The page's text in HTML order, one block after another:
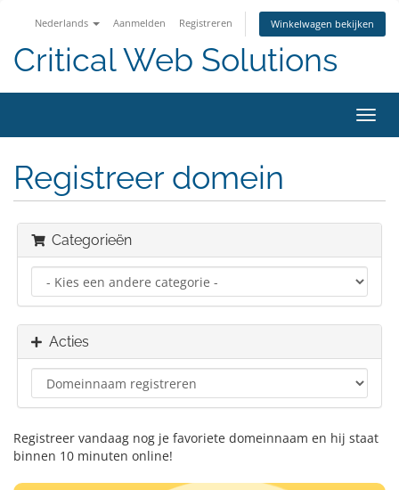
Nederlands Aanmelden Registreren Winkelwagen bekijken
Critical Web Solutions
in-/
Registreer domein
Categorieën
Acties
Registreer vandaag nog je favoriete domeinnaam en hij staat
binnen 10 minuten online!